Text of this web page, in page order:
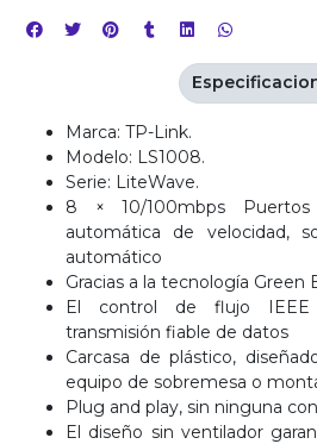
Marca: TP-Link.
Modelo: LS1008.
Serie: LiteWave.
8 × 10/100mbps
automática de velocidad,
automático
Gracias a la tecnología Green
El control de flujo IEEE
transmisión fiable de datos
Carcasa de plástico,
equipo de sobremesa o
Plug and play, sin ninguna
El diseño sin ventilador